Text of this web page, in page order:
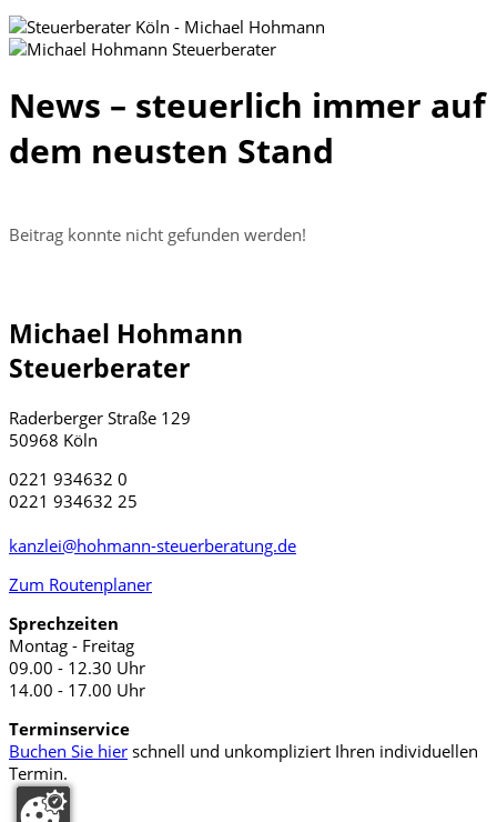
News – steuerlich immer auf
dem neusten Stand
Beitrag konnte nicht gefunden werden!
Michael Hohmann
Steuerberater
Raderberger Straße 129
50968 Köln
0221 934632 0
0221 934632 25
kanzlei@hohmann-steuerberatung.de
Zum Routenplaner
Sprechzeiten
Montag - Freitag
09.00 - 12.30 Uhr
14.00 - 17.00 Uhr
Terminservice
Buchen Sie hier schnell und unkompliziert Ihren individuellen
Termin.